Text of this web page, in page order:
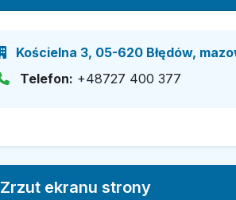
Kościelna 3, 05-620 Błędów,
Telefon: +48727 400 377
Zrzut ekranu strony